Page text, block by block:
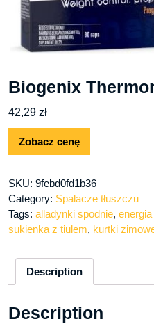
Biogenix
42,29 zł
Zobacz cenę
SKU: 9febd0fd1b36
Category: Spalacze tłuszczu
Tags: alladynki spodnie,
sukienka z tiulem, kurtki
Description
Description